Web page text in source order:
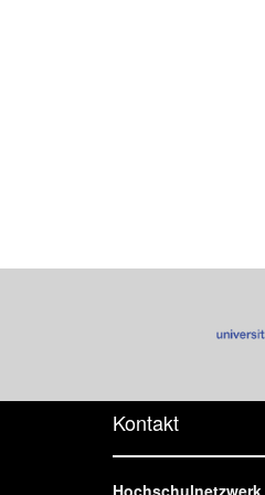
Kontakt